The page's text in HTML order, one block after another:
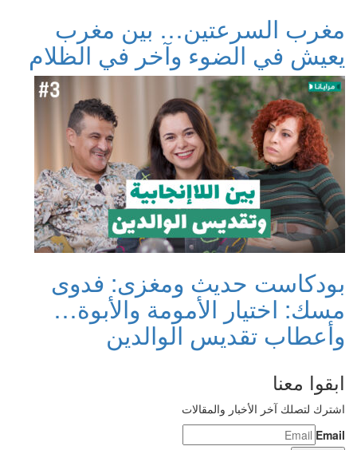
مغرب السرعتين… بين مغرب
يعيش في الضوء وآخر في الظلام
بودكاست حديث ومغزى: فدوى
مسك: اختيار الأمومة والأبوة…
وأعطاب تقديس الوالدين
ابقوا معنا
اشترك لتصلك آخر الأخبار والمقالات
Email